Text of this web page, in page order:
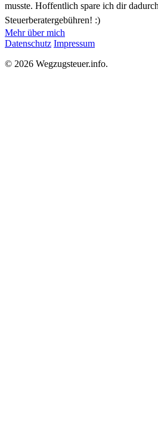
musste. Hoffentlich spare ich dir
Steuerberatergebühren! :)
Mehr über mich
Datenschutz Impressum
© 2026 Wegzugsteuer.info.